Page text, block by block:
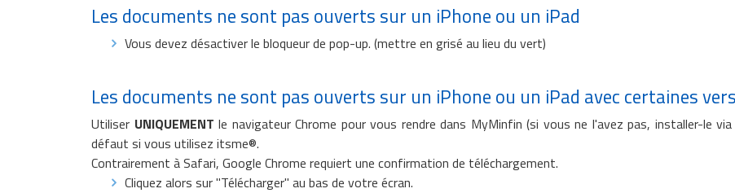
Les documents ne sont pas ouverts sur un iPhone ou un iPad
Vous devez désactiver le bloqueur de pop-up. (mettre en grisé au lieu du vert)
Les documents ne sont pas ouverts sur un iPhone ou un iPad avec certaines
Utiliser UNIQUEMENT le navigateur Chrome pour vous rendre dans MyMinfin (si vous ne l'avez pas, installer-le via
défaut si vous utilisez itsme®.
Contrairement à Safari, Google Chrome requiert une confirmation de téléchargement.
Cliquez alors sur "Télécharger" au bas de votre écran.